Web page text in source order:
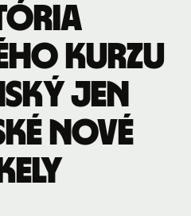
kurzu
jen
nové